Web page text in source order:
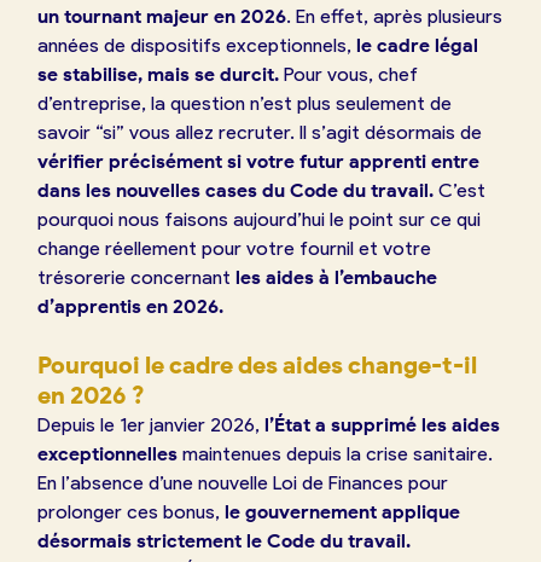
un tournant majeur en 2026. En effet, après plusieurs
années de dispositifs exceptionnels,le cadre légal
se stabilise, mais se durcit. Pour vous, chef
d’entreprise, la question n’est plus seulement de
savoir “si” vous allez recruter. Il s’agit désormais de
vérifier précisément si votre futur apprenti entre
dans les nouvelles cases du Code du travail. C’est
pourquoi nous faisons aujourd’hui le point sur ce qui
change réellement pour votre fournil et votre
trésorerie concernant les aides à l’embauche
d’apprentis en 2026.
Pourquoi le cadre des aides change-t-il
en 2026 ?
Depuis le 1er janvier 2026,l’État a supprimé les aides
exceptionnelles maintenues depuis la crise sanitaire.
En l’absence d’une nouvelle Loi de Finances pour
prolonger ces bonus,le gouvernement applique
désormais strictement le Code du travail.